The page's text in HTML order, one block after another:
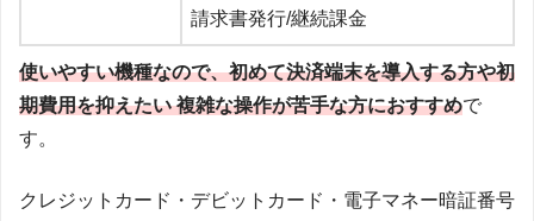
請求書発行/継続課金
使いやすい機種なので、初めて決済端末を導入する方や初
期費用を抑えたい 複雑な操作が苦手な方におすすめで
す。
クレジットカード・デビットカード・電子マネー暗証番号